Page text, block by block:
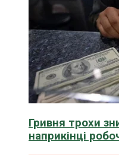
Гривня трохи
наприкінці